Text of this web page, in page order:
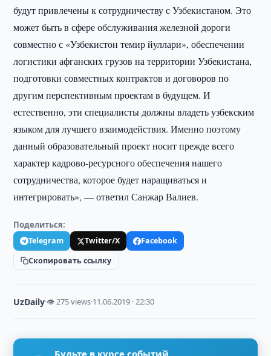
будут привлечены к сотрудничеству с Узбекистаном. Это
может быть в сфере обслуживания железной дороги
совместно с «Узбекистон темир йуллари», обеспечении
логистики афганских грузов на территории Узбекистана,
подготовки совместных контрактов и договоров по
другим перспективным проектам в будущем. И
естественно, эти специалисты должны владеть узбекским
языком для лучшего взаимодействия. Именно поэтому
данный образовательный проект носит прежде всего
характер кадрово-ресурсного обеспечения нашего
сотрудничества, которое будет наращиваться и
интегрировать», — ответил Санжар Валиев.
Поделиться:
Telegram Twitter/X
Facebook
Скопировать ссылку
UzDaily·👁 275 views·11.06.2019 · 22:30
Будьте в курсе событий